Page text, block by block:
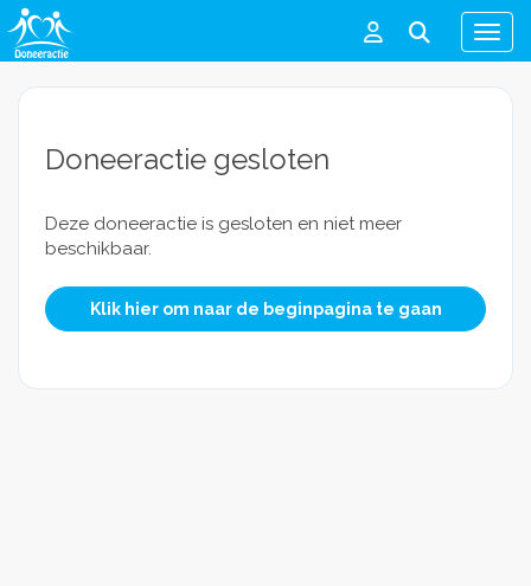
Menu
Doneeractie gesloten
Deze doneeractie is gesloten en niet meer
beschikbaar.
Klik hier om naar de beginpagina te gaan